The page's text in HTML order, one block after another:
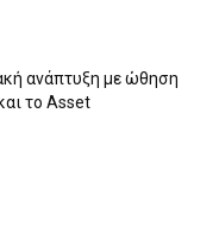
ανάπτυξη με ώθηση
το Asset